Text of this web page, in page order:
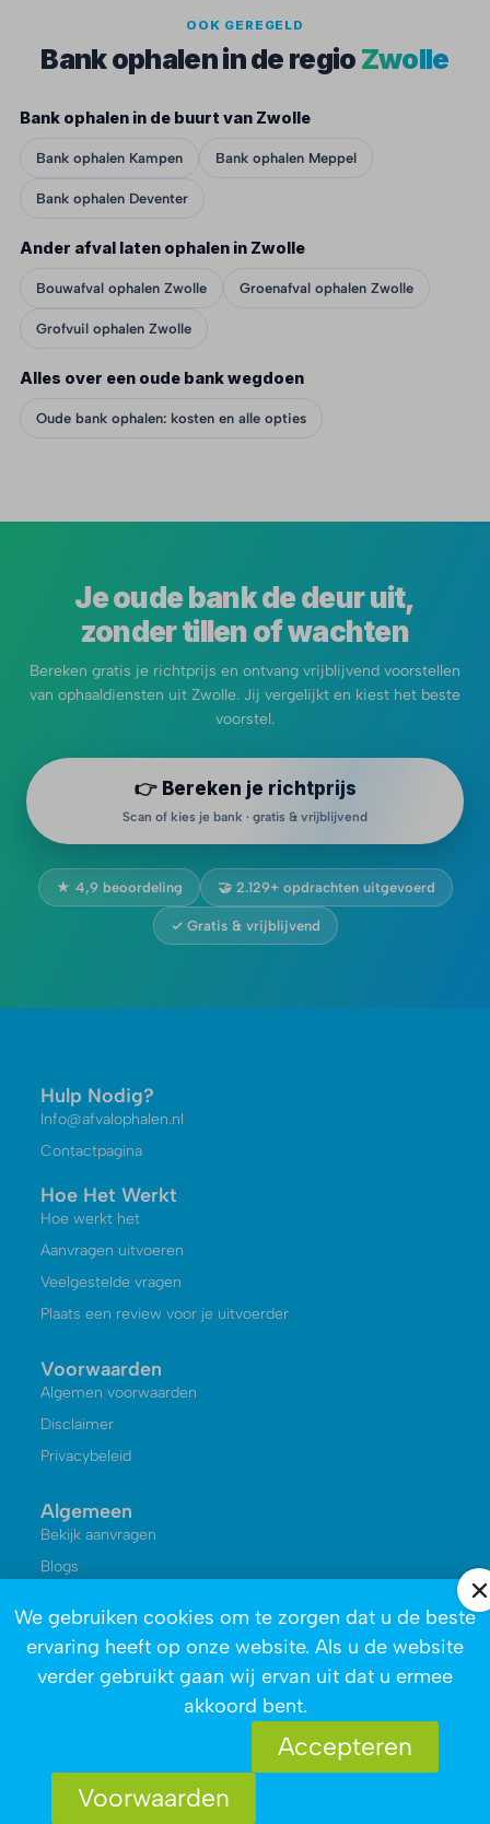
OOK GEREGELD
Bank ophalen in de regio Zwolle
Bank ophalen in de buurt van Zwolle
Bank ophalen Kampen Bank ophalen Meppel
Bank ophalen Deventer
Ander afval laten ophalen in Zwolle
Bouwafval ophalen Zwolle Groenafval ophalen Zwolle
Grofvuil ophalen Zwolle
Alles over een oude bank wegdoen
Oude bank ophalen: kosten en alle opties
Je oude bank de deur uit,
zonder tillen of wachten
Bereken gratis je richtprijs en ontvang vrijblijvend voorstellen
van ophaaldiensten uit Zwolle. Jij vergelijkt en kiest het beste
voorstel.
👉 Bereken je richtprijs
Scan of kies je bank · gratis & vrijblijvend
★ 4,9 beoordeling 🤝 2.129+ opdrachten uitgevoerd
✓ Gratis & vrijblijvend
Hulp Nodig?
Info@afvalophalen.nl
Contactpagina
Hoe Het Werkt
Hoe werkt het
Aanvragen uitvoeren
Veelgestelde vragen
Plaats een review voor je uitvoerder
Voorwaarden
Algemen voorwaarden
Disclaimer
Privacybeleid
Algemeen
Bekijk aanvragen
Blogs
Reviews
Over ons
Copyright © 2026 - Afvalophalen.nl
We gebruiken cookies om te zorgen dat u de beste
ervaring heeft op onze website. Als u de website
verder gebruikt gaan wij ervan uit dat u ermee
akkoord bent.
Accepteren
Voorwaarden